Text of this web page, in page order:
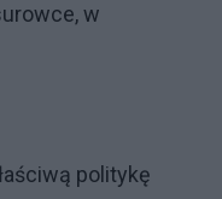
w
politykę